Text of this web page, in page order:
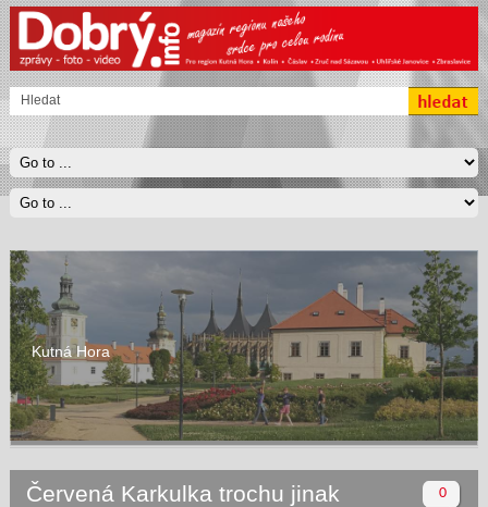
Kutná Hora
0
Červená Karkulka trochu jinak